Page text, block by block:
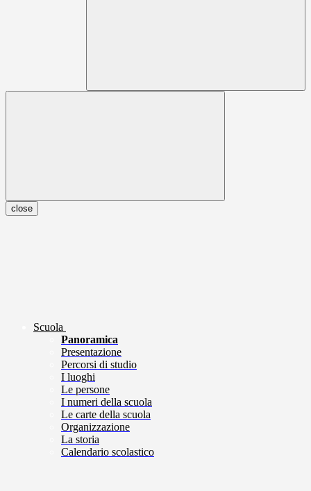
close
Scuola
Panoramica
Presentazione
Percorsi di studio
I luoghi
Le persone
I numeri della scuola
Le carte della scuola
Organizzazione
La storia
Calendario scolastico